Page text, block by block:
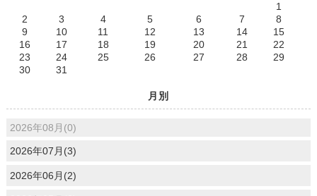
1
2
3 4 5 6 7
8
9
10 11 12 13 14
15
16
17 18 19 20 21
22
23
24 25 26 27 28
29
30
31
月別
2026年08月(0)
2026年07月(3)
2026年06月(2)